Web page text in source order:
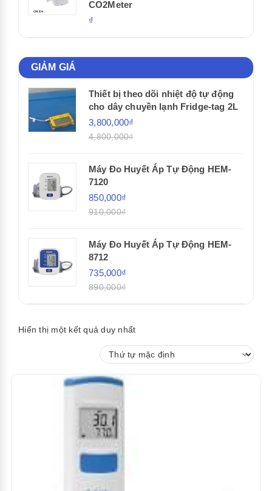
CO2Meter
₫
GIẢM GIÁ
Thiết bị theo dõi nhiệt độ tự động
cho dây chuyền lạnh Fridge-tag 2L
3,800,000₫
4,800,000₫
Máy Đo Huyết Áp Tự Động HEM-
7120
850,000₫
910,000₫
Máy Đo Huyết Áp Tự Động HEM-
8712
735,000₫
890,000₫
Hiển thị một kết quả duy nhất